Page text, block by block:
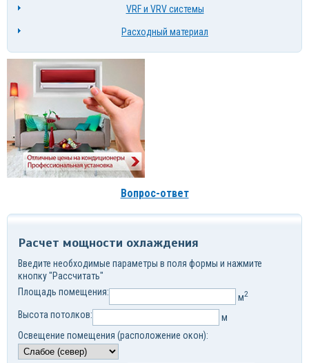
VRF и VRV системы
Расходный материал
Вопрос-ответ
Расчет мощности охлаждения
Введите необходимые параметры в поля формы и нажмите
кнопку "Рассчитать"
Площадь помещения:
м2
Высота потолков:
м
Освещение помещения (расположение окон):